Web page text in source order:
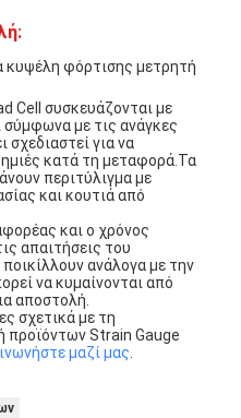
κυψέλη φόρτισης μετρητή
Cell συσκευάζονται με
με τις ανάγκες
σχεδιαστεί για να
κατά τη μεταφορά.Τα
περιτύλιγμα με
και κουτιά από
και ο χρόνος
απαιτήσεις του
ανάλογα με την
να κυμαίνονται από
αποστολή.
σχετικά με τη
προϊόντων Strain Gauge
μαζί μας.